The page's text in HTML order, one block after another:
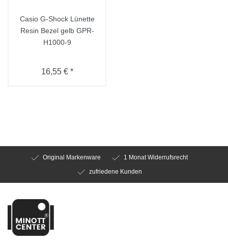
Casio G-Shock Lünette
Resin Bezel gelb GPR-
H1000-9
16,55 € *
Original Markenware
1 Monat Widerrufsrecht
zufriedene Kunden